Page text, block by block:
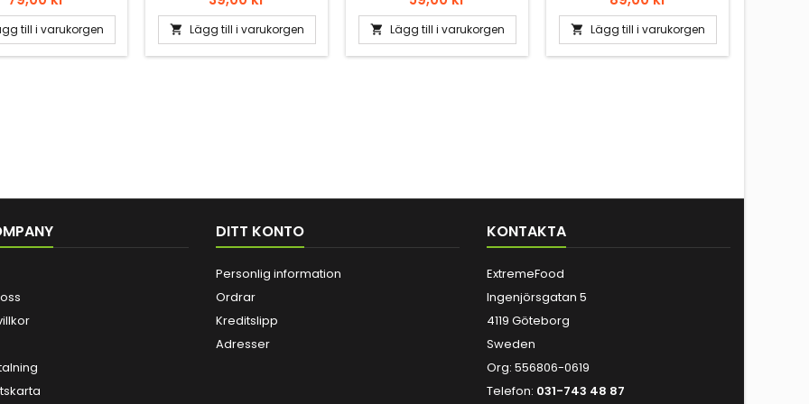
och håller
på ytan länge!
till i varukorgen  Lägg till i varukorgen
Passar till allt som ska
grillas/stekas.
 Lägg till i varukorgen  Lägg till i varukorgen
DITT KONTO
Personlig information
Ordrar
Kreditslipp
Adresser
KONTAKTA
ExtremeFood
Ingenjörsgatan 5
4119 Göteborg
Sweden
Org: 556806-0619
Telefon: 031-743 48 87